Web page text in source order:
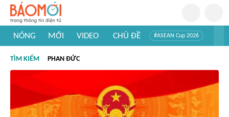
NÓNG MỚI VIDEO CHỦ ĐỀ #ASEAN Cup 2026
#Khám phá thế giới
TÌM KIẾM PHAN ĐỨC